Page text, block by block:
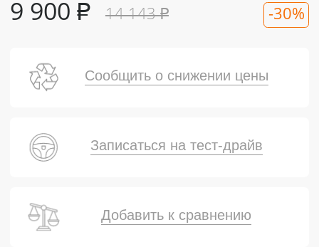
14 143₽ -30%
9 900 ₽
Добавить к сравнению
Сообщить о снижении цены
Записаться на тест-драйв